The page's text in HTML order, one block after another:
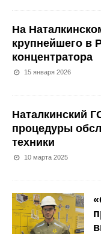
На
крупнейшего в
концентратора
15 января 2026
Наталкинский
процедуры
техники
10 марта 2025